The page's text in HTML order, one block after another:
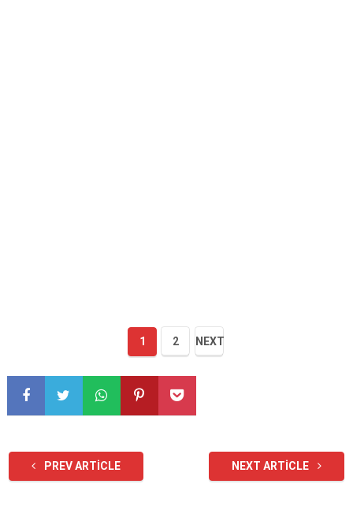
1 2 NEXT
PREV ARTICLE NEXT ARTICLE